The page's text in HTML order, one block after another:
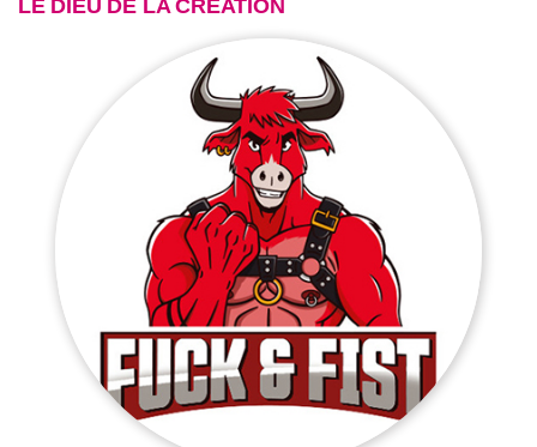
LE DIEU DE LA CRÉATION